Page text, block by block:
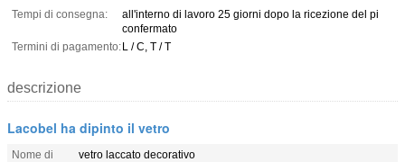
Tempi di consegna:
all'interno di lavoro 25 giorni dopo la ricezione del pi
confermato
Termini di pagamento:L / C, T / T
descrizione
Lacobel ha dipinto il vetro
Nome di
vetro laccato decorativo